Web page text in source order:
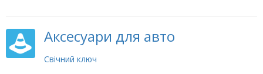
Аксесуари для авто
Свічний ключ